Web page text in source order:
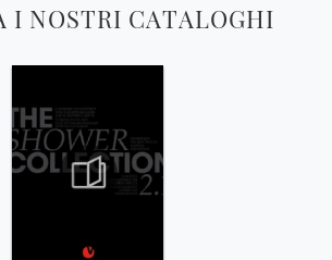
I NOSTRI CATALOGHI